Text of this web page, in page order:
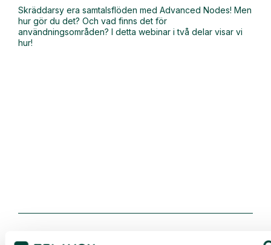
Skräddarsy era samtalsflöden med Advanced Nodes! Men
hur gör du det? Och vad finns det för
användningsområden? I detta webinar i två delar visar vi
hur!